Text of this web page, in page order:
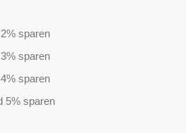
sparen
sparen
sparen
5% sparen